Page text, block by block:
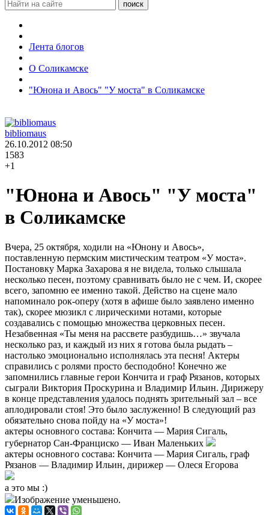
Лента блогов
О Соликамске
"Юнона и Авось" "У моста" в Соликамске
bibliomaus
26.10.2012 08:50
1583
+1
"Юнона и Авось" "У моста"
в Соликамске
Вчера, 25 октября, ходили на «Юнону и Авось»,
поставленную пермским мистическим театром «У моста».
Постановку Марка Захарова я не видела, только слышала
несколько песен, поэтому сравнивать было не с чем. И, скорее
всего, запомню ее именно такой. Действо на сцене мало
напоминало рок-оперу (хотя в афише было заявлено именно
так), скорее мюзикл с лирическими нотами, которые
создавались с помощью множества церковных песен.
Незабвенная «Ты меня на рассвете разбудишь…» звучала
несколько раз, и каждый из них я готова была рыдать –
настолько эмоционально исполнялась эта песня! Актеры
справились с ролями просто бесподобно! Конечно же
запомнились главные герои Кончита и граф Рязанов, которых
сыграли Виктория Проскурина и Владимир Ильин. Дирижеру
в конце представления удалось поднять зрительный зал – все
аплодировали стоя! Это было заслуженно! В следующий раз
обязательно снова пойду на «У моста»!
актеры основного состава: Кончита — Мария Сигаль,
губернатор Сан-Франциско — Иван Маленьких
актеры основного состава: Кончита — Мария Сигаль, граф
Рязанов — Владимир Ильин, дирижер — Олеся Егорова
а это мы :)
Изображение уменьшено.